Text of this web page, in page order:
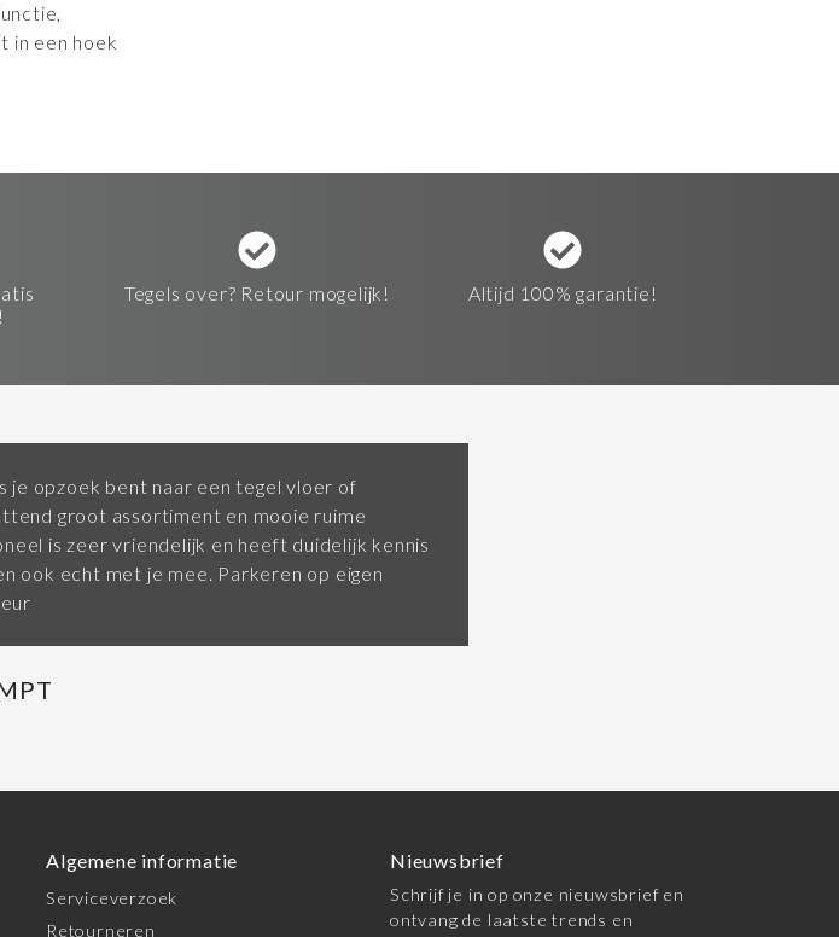
in een hoek
Tegels over? Retour mogelijk! Altijd 100% garantie!
je opzoek bent naar een tegel vloer of
groot assortiment en mooie ruime
is zeer vriendelijk en heeft duidelijk kennis
ook echt met je mee. Parkeren op eigen
Algemene informatie
Serviceverzoek
Retourneren
Nieuwsbrief
Schrijf je in op onze nieuwsbrief en
ontvang de laatste trends en